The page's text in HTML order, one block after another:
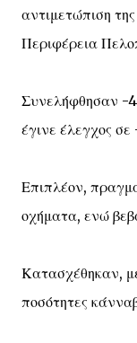
αντιμετώπιση
Περιφέρεια
Συνελήφθησαν -
έγινε έλεγχος
Επιπλέον,
οχήματα, ενώ
Κατασχέθηκαν,
ποσότητες